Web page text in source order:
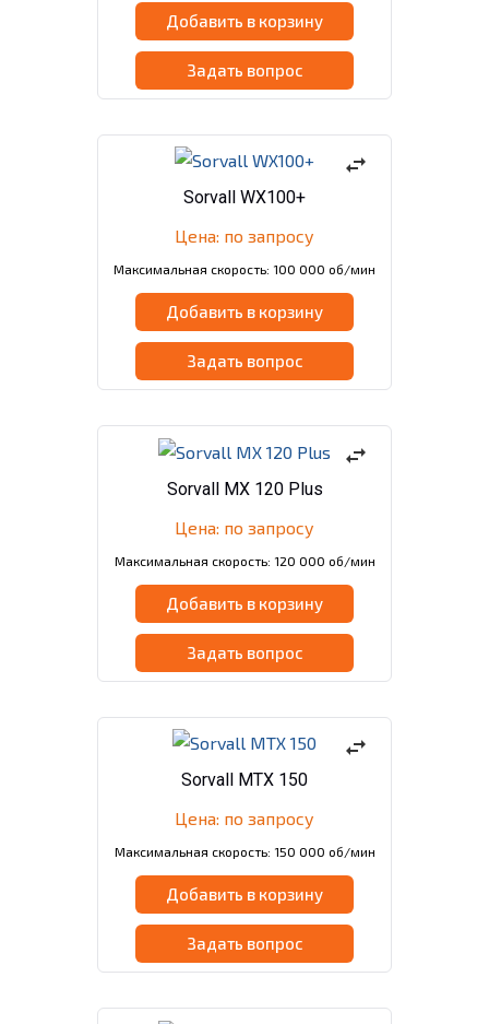
Добавить в корзину
Задать вопрос
swap_horiz
Sorvall WX100+
Цена: по запросу
Максимальная скорость: 100 000 об/мин
Добавить в корзину
Задать вопрос
swap_horiz
Sorvall МХ 120 Plus
Цена: по запросу
Максимальная скорость: 120 000 об/мин
Добавить в корзину
Задать вопрос
swap_horiz
Sorvall МТХ 150
Цена: по запросу
Максимальная скорость: 150 000 об/мин
Добавить в корзину
Задать вопрос